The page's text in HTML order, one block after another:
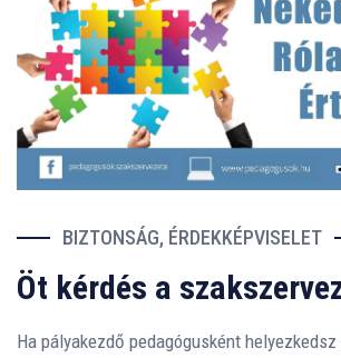
BIZTONSÁG, ÉRDEKKÉPVISELET
Öt kérdés a
Ha pályakezdő pedagógusként